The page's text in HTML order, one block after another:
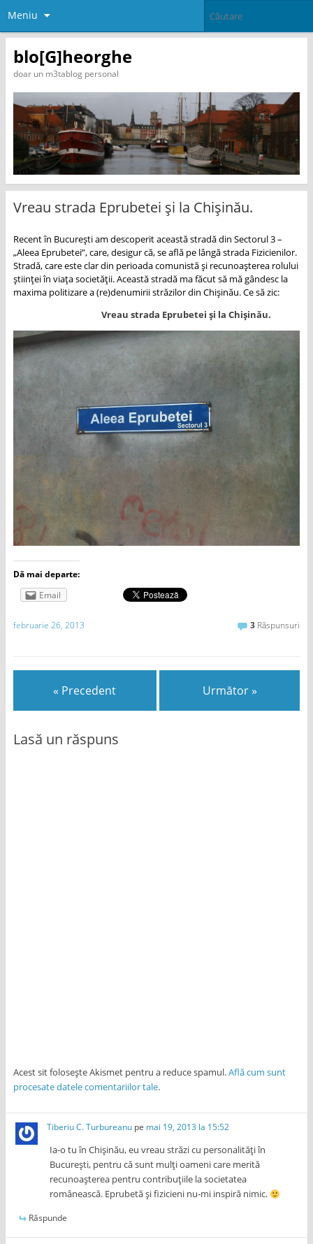
Meniu
blo[G]heorghe
doar un m3tablog personal
Vreau strada Eprubetei și la Chișinău.
Recent în București am descoperit această stradă din Sectorul 3 –
„Aleea Eprubetei”, care, desigur că, se află pe lângă strada Fizicienilor.
Stradă, care este clar din perioada comunistă și recunoașterea rolului
științei în viața societății. Această stradă ma făcut să mă gândesc la
maxima politizare a (re)denumirii străzilor din Chișinău. Ce să zic:
Vreau strada Eprubetei și la Chișinău.
Dă mai departe:
Email
februarie 26, 2013 3 Răspunsuri
« Precedent Următor »
Lasă un răspuns
Acest sit folosește Akismet pentru a reduce spamul.Află cum sunt
procesate datele comentariilor tale.
Tiberiu C. Turbureanu pe mai 19, 2013 la 15:52
Ia-o tu în Chișinău, eu vreau străzi cu personalități în
București, pentru că sunt mulți oameni care merită
recunoașterea pentru contribuțiile la societatea
românească. Eprubetă și fizicieni nu-mi inspiră nimic.
Răspunde